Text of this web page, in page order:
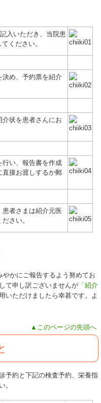
入いただき、当院患
ください。
決め、予約票を紹介
介状を患者さんにお
い、報告書を作成
直接お渡しするか郵
患者さまは紹介元医
さい。
かにご報告するよう努めてお
て申し訳ございませんが 「紹介
いただけましたら幸甚です。よ
▲このページの先頭へ
予約と下記の検査予約、栄養指
。